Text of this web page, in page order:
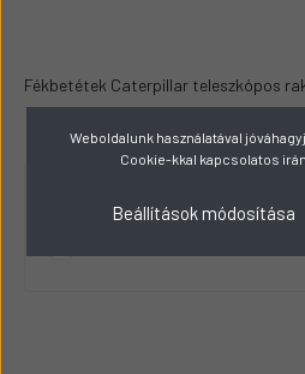
Fékbetétek Caterpillar teleszkópos
RAKTÁRKÉSZLET
Weboldalunk használatával
Cookie-kkal kapcsolatos
Beállítások módosítása